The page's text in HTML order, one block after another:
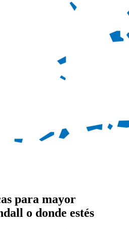
para mayor
o donde estés